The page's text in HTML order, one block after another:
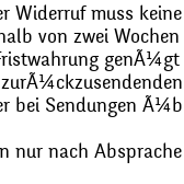
Widerruf muss
von zwei
bei Sendungen
nur nach